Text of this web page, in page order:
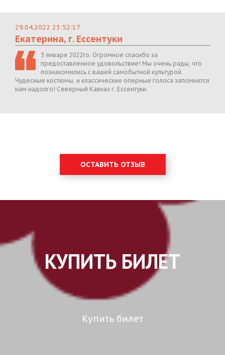
29.04.2022 23:52:17
Екатерина, г. Ессентуки
3 января 2022го. Огромное спасибо за
предоставленное удовольствие! Мы очень рады, что
познакомились с вашей самобытной культурой.
Чудесные костюмы, и классические оперные голоса запомнятся
нам надолго! Северный Кавказ г. Ессентуки.
ОСТАВИТЬ ОТЗЫВ
КУПИТЬ БИЛЕТ
Купить билет